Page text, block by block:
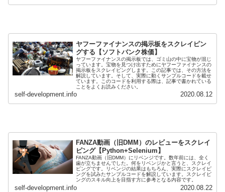
ヤフーファイナンスの掲示板をスクレイピン
グする【ソフトバンク株価】
ヤフーファイナンスの掲示板では、ゴミ山の中に宝物が混じ
っています。宝物を見つけ出すためにヤフーファイナンスの
掲示板をスクレイピングします。この記事では、その方法を
解説しています。そして、実際に動くサンプルコードを載せ
ています。このコードを利用する際は、記事で書かれている
ことをよくお読みください。
self-development.info 2020.08.12
FANZA動画（旧DMM）のレビューをスクレイ
ピング【Python+Selenium】
FANZA動画（旧DMM）にリベンジです。数年前には、全く
歯が立ちませんでした。何をリベンジかと言うと、スクレイ
ピングです。リベンジの結果はもちろん、実際にスクレイピ
ングを試みたサンプルコードを解説しています。スクレイピ
ングのスキル向上を目指す方に参考となる内容です。
self-development.info 2020.08.22